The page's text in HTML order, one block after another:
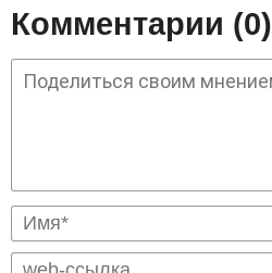
Комментарии (0)